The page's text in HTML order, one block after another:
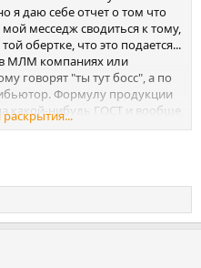
я даю себе отчет о том что
месседж сводиться к тому,
обертке, что это подается...
в МЛМ компаниях или
говорят "ты тут босс", а по
Формулу продукции
какой-нибудь ГОСТ и вообще
как-то так это вижу.